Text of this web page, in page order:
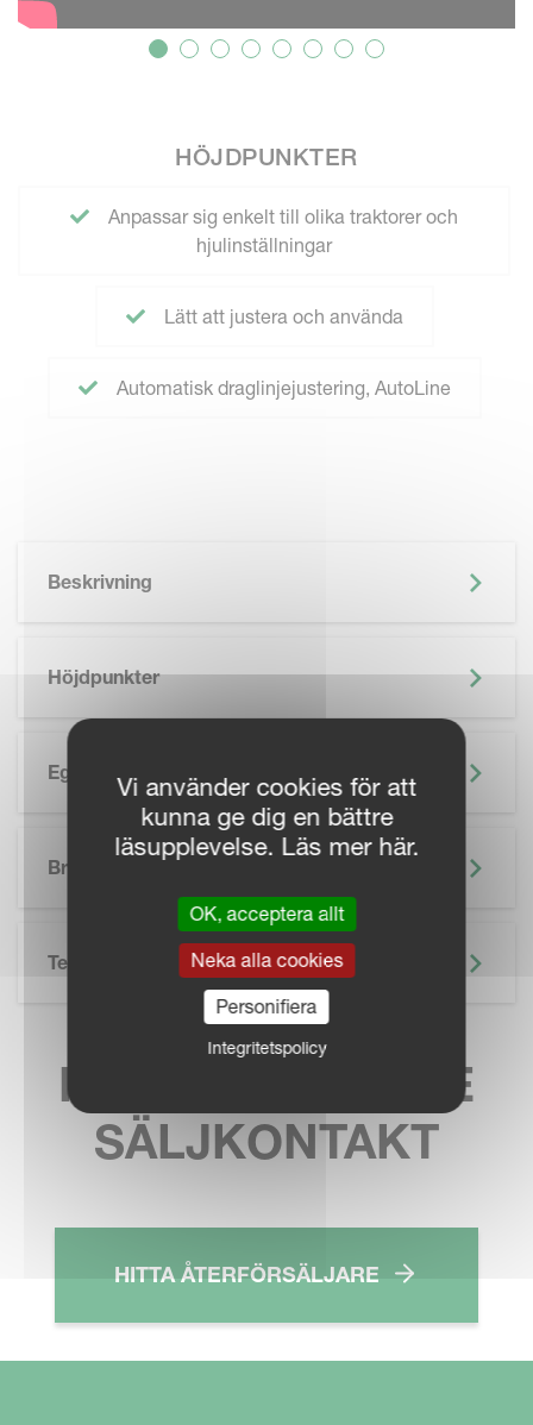
HÖJDPUNKTER
Anpassar sig enkelt till olika traktorer och
hjulinställningar
Lätt att justera och använda
Automatisk draglinjejustering, AutoLine
Beskrivning
Höjdpunkter
Egenskaper
Broschyr
SKIP BROCHURE
Teknisk Specifikation
HITTA NÄRMASTE
SÄLJKONTAKT
HITTA ÅTERFÖRSÄLJARE
Vi använder cookies för att
kunna ge dig en bättre
läsupplevelse. Läs mer här.
OK, acceptera allt
Neka alla cookies
Personifiera
Integritetspolicy